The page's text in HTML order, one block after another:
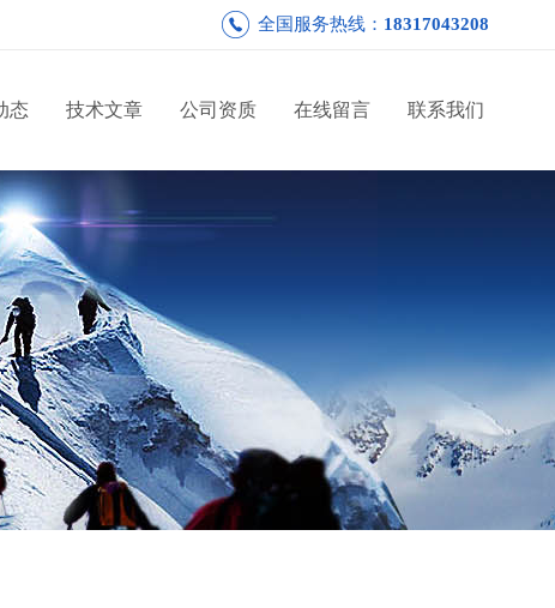
全国服务热线： 18317043208
态 技术文章 公司资质 在线留言 联系我们